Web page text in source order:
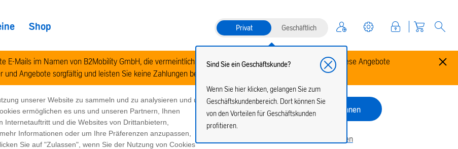
Shop Privat Geschäftlich
unserer Website zu sammeln und zu analysieren und um
ermöglichen es uns und unseren Partnern, Ihnen
und die Websites von Drittanbietern,
Informationen oder um Ihre Präferenzen anzupassen,
Sie auf "Zulassen", wenn Sie der Nutzung von Cookies
Zulassen Ablehnen
Cookie-Einstellungen verwalten
E-Mails im Namen von B2Mobility GmbH, die vermeintlich stark rabattierte Aral SuperCards anbieten. Diese Angebote
Angebote sorgfältig und leisten Sie keine Zahlungen bei Verdachtsfällen.
Sind Sie ein Geschäftskunde?
Wenn Sie hier klicken, gelangen Sie zum
Geschäftskundenbereich. Dort können Sie
von den Vorteilen für Geschäftskunden
profitieren.